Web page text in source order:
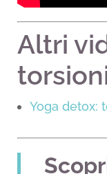
Altri
Yoga detox: